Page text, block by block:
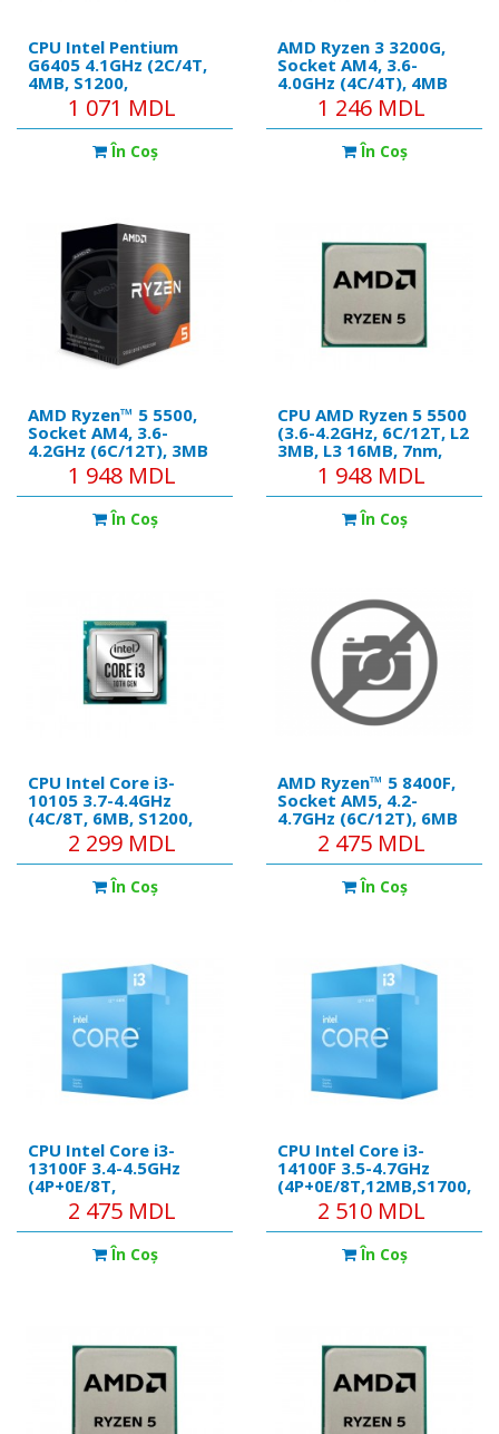
CPU Intel Pentium
G6405 4.1GHz (2C/4T,
4MB, S1200,
14nm,Integrated UHD
Graphics 610, 58W)
Tray
1 071 MDL
În Coş
AMD Ryzen 3 3200G,
Socket AM4, 3.6-
4.0GHz (4C/4T), 4MB
L3, Integrated Radeon
Vega 8 Graphics, 12nm
65W, tray
1 246 MDL
În Coş
AMD Ryzen™ 5 5500,
Socket AM4, 3.6-
4.2GHz (6C/12T), 3MB
L2 + 16MB L3 Cache,
No Integrated GPU,
7nm 65W, Unlocked,
1 948 MDL
În Coş
CPU AMD Ryzen 5 5500
(3.6-4.2GHz, 6C/12T, L2
3MB, L3 16MB, 7nm,
65W), Socket AM4,
1 948 MDL
În Coş
CPU Intel Core i3-
10105 3.7-4.4GHz
(4C/8T, 6MB, S1200,
14nm, Integrated UHD
Graphics 630, 65W)
Tray
2 299 MDL
În Coş
AMD Ryzen™ 5 8400F,
Socket AM5, 4.2-
4.7GHz (6C/12T), 6MB
L2 + 16MB L3 Cache,
No Integrated
Graphics, 4nm 65W,
Zen4, Unlocked, tray
2 475 MDL
În Coş
CPU Intel Core i3-
13100F 3.4-4.5GHz
(4P+0E/8T,
12MB,S1700, 10nm, No
Integ. Graphics, 58W)
Tray
2 475 MDL
În Coş
CPU Intel Core i3-
14100F 3.5-4.7GHz
(4P+0E/8T,12MB,S1700,
10nm, No Integ. UHD
Graphics, 60W) Tray
2 510 MDL
În Coş